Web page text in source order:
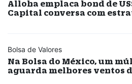
Alloha emplaca bond de
Capital conversa com
Bolsa de Valores
Na Bolsa do México, um
aguarda melhores ventos